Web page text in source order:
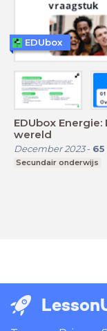
EDUbox
wereld
December 2023- 65
Secundair onderwijs
EDUbox